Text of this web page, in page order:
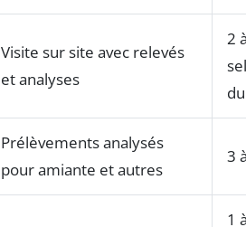
Visite sur site avec relevés
et analyses
2
Prélèvements analysés
pour amiante et autres
3
1